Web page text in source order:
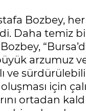
Bozbey,
Daha temiz
arzumuz
ve
için
ortadan